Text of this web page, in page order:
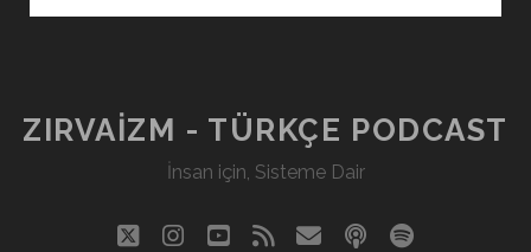
ZIRVAIZM - TÜRKÇE PODCAST
İnsan için, Sisteme Dair
twitterinstagram
youtube
rss epostapodcastspotify